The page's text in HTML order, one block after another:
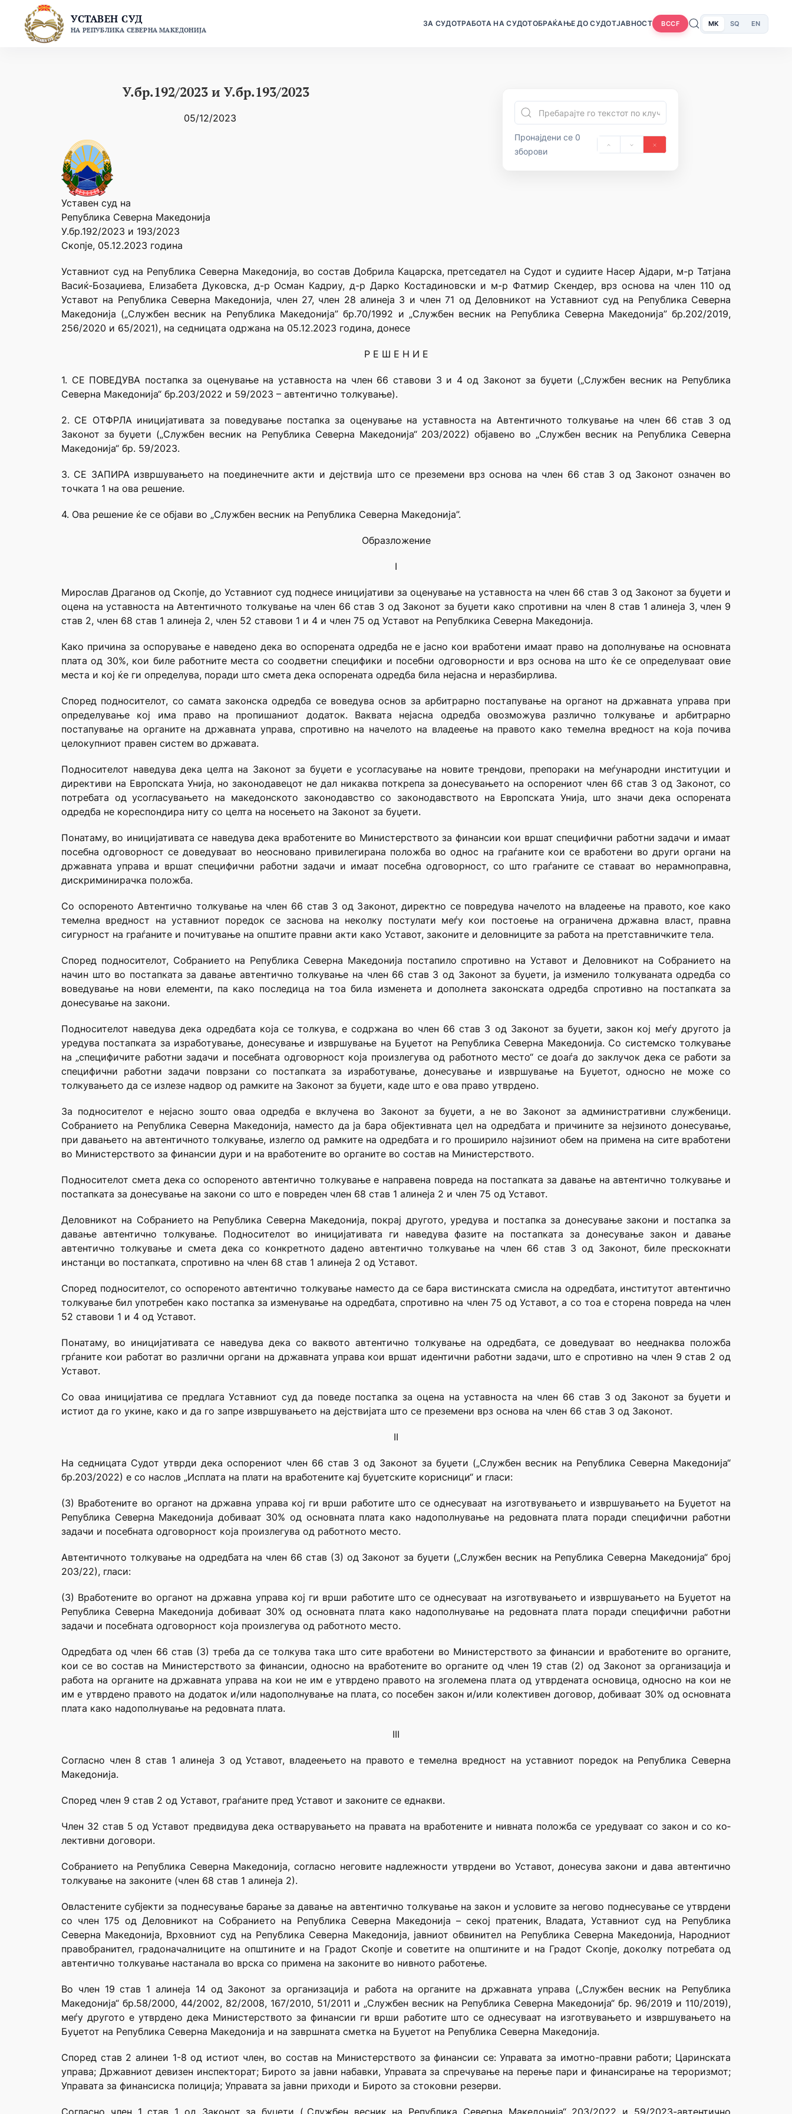
content
УСТАВЕН СУД
НА РЕПУБЛИКА СЕВЕРНА МАКЕДОНИЈА
ЗА СУДОТРАБОТА НА СУДОТОБРАЌАЊЕ ДО СУДОТЈАВНОСТ BCCF MK SQ EN
У.бр.192/2023 и У.бр.193/2023
05/12/2023
Пронајдени се 0
зборови
Уставен суд на
Република Северна Македонија
У.бр.192/2023 и 193/2023
Скопје, 05.12.2023 година
Уставниот суд на Република Северна Македонија, во состав Добрила Кацарска, претседател на Судот и судиите Насер Ајдари, м-р Татјана
Васиќ-Бозаџиева, Елизабета Дуковска, д-р Осман Кадриу, д-р Дарко Костадиновски и м-р Фатмир Скендер, врз основа на член 110 од
Уставот на Република Северна Македонија, член 27, член 28 алинеја 3 и член 71 од Деловникот на Уставниот суд на Република Северна
Македонија („Службен весник на Република Македонија” бр.70/1992 и „Службен весник на Република Северна Македонија” бр.202/2019,
256/2020 и 65/2021), на седницата одржана на 05.12.2023 година, донесе
Р Е Ш Е Н И Е
1. СЕ ПОВЕДУВА постапка за оценување на уставноста на член 66 ставови 3 и 4 од Законот за буџети („Службен весник на Република
Северна Македонија“ бр.203/2022 и 59/2023 – автентично толкување).
2. СЕ ОТФРЛА иницијативата за поведување постапка за оценување на уставноста на Автентичното толкување на член 66 став 3 од
Законот за буџети („Службен весник на Република Северна Македонија“ 203/2022) објавено во „Службен весник на Република Северна
Македонија“ бр. 59/2023.
3. СЕ ЗАПИРА извршувањето на поединечните акти и дејствија што се преземени врз основа на член 66 став 3 од Законот означен во
точката 1 на ова решение.
4. Ова решение ќе се објави во „Службен весник на Република Северна Македонија”.
Образложение
I
Мирослав Драганов од Скопје, до Уставниот суд поднесе иницијативи за оценување на уставноста на член 66 став 3 од Законот за буџети и
оцена на уставноста на Автентичното толкување на член 66 став 3 од Законот за буџети како спротивни на член 8 став 1 алинеја 3, член 9
став 2, член 68 став 1 алинеја 2, член 52 ставови 1 и 4 и член 75 од Уставот на Републкика Северна Македонија.
Како причина за оспорување е наведено дека во оспорената одредба не е јасно кои вработени имаат право на дополнување на основната
плата од 30%, кои биле работните места со соодветни специфики и посебни одговорности и врз основа на што ќе се определуваат овие
места и кој ќе ги определува, поради што смета дека оспорената одредба била нејасна и неразбирлива.
Според подносителот, со самата законска одредба се воведува основ за арбитрарно постапување на органот на државната управа при
определување кој има право на пропишаниот додаток. Ваквата нејасна одредба овозможува различно толкување и арбитрарно
постапување на органите на државната управа, спротивно на начелото на владеење на правото како темелна вредност на која почива
целокупниот правен систем во државата.
Подносителот наведува дека целта на Законот за буџети е усогласување на новите трендови, препораки на меѓународни институции и
директиви на Европската Унија, но законодавецот не дал никаква поткрепа за донесувањето на оспорениот член 66 став 3 од Законот, со
потребата од усогласувањето на македонското законодавство со законодавството на Европската Унија, што значи дека оспорената
одредба не кореспондира ниту со целта на носењето на Законот за буџети.
Понатаму, во иницијативата се наведува дека вработените во Министерството за финансии кои вршат специфични работни задачи и имаат
посебна одговорност се доведуваат во неосновано привилегирана положба во однос на граѓаните кои се вработени во други органи на
државната управа и вршат специфични работни задачи и имаат посебна одговорност, со што граѓаните се ставаат во нерамноправна,
дискриминирачка положба.
Со оспореното Автентично толкување на член 66 став 3 од Законот, директно се повредува начелото на владеење на правото, кое како
темелна вредност на уставниот поредок се заснова на неколку постулати меѓу кои постоење на ограничена државна власт, правна
сигурност на граѓаните и почитување на општите правни акти како Уставот, законите и деловниците за работа на претставничките тела.
Според подносителот, Собранието на Република Северна Македонија постапило спротивно на Уставот и Деловникот на Собранието на
начин што во постапката за давање автентично толкување на член 66 став 3 од Законот за буџети, ја изменило толкуваната одредба со
воведување на нови елементи, па како последица на тоа била изменета и дополнета законската одредба спротивно на постапката за
донесување на закони.
Подносителот наведува дека одредбата која се толкува, е содржана во член 66 став 3 од Законот за буџети, закон кој меѓу другото ја
уредува постапката за изработување, донесување и извршување на Буџетот на Република Северна Македонија. Со системско толкување
на „специфичите работни задачи и посебната одговорност која произлегува од работното место“ се доаѓа до заклучок дека се работи за
специфични работни задачи поврзани со постапката за изработување, донесување и извршување на Буџетот, односно не може со
толкувањето да се излезе надвор од рамките на Законот за буџети, каде што е ова право утврдено.
За подносителот е нејасно зошто оваа одредба е вклучена во Законот за буџети, а не во Законот за административни службеници.
Собранието на Република Северна Макeдонија, наместо да ја бара објективната цел на одредбата и причините за нејзиното донесување,
при давањето на автентичното толкување, излегло од рамките на одредбата и го проширило најзиниот обем на примена на сите вработени
во Министерството за финансии дури и на вработените во органите во состав на Министерството.
Подносителот смета дека со оспореното автентично толкување е направена повреда на постапката за давање на автентично толкување и
постапката за донесување на закони со што е повреден член 68 став 1 алинеја 2 и член 75 од Уставот.
Деловникот на Собранието на Република Северна Македонија, покрај другото, уредува и постапка за донесување закони и постапка за
давање автентично толкување. Подносителот во иницијативата ги наведува фазите на постапката за донесување закон и давање
автентично толкување и смета дека со конкретното дадено автентично толкување на член 66 став 3 од Законот, биле прескокнати
инстанци во постапката, спротивно на член 68 став 1 алинеја 2 од Уставот.
Според подносителот, со оспореното автентично толкување наместо да се бара вистинската смисла на одредбата, институтот автентично
толкување бил употребен како постапка за изменување на одредбата, спротивно на член 75 од Уставот, а со тоа е сторена повреда на член
52 ставови 1 и 4 од Уставот.
Понатаму, во иницијативата се наведува дека со ваквото автентично толкување на одредбата, се доведуваат во нееднаква положба
грѓаните кои работат во различни органи на државната управа кои вршат идентични работни задачи, што е спротивно на член 9 став 2 од
Уставот.
Со оваа иницијатива се предлага Уставниот суд да поведе постапка за оцена на уставноста на член 66 став 3 од Законот за буџети и
истиот да го укине, како и да го запре извршувањето на дејствијата што се преземени врз основа на член 66 став 3 од Законот.
II
На седницата Судот утврди дека оспорениот член 66 став 3 од Законот за буџети („Службен весник на Република Северна Македонија“
бр.203/2022) е со наслов „Исплата на плати на вработените кај буџетските корисници“ и гласи:
(3) Вработените во органот на државна управа кој ги врши работите што се однесуваат на изготвувањето и извршувањето на Буџетот на
Република Северна Македонија добиваат 30% од основната плата како надополнување на редовната плата поради специфични работни
задачи и посебната одговорност која произлегува од работното место.
Автентичното толкување на одредбата на член 66 став (З) од Законот за буџети („Службен весник на Република Северна Македонија“ број
20З/22), гласи:
(З) Вработените во органот на државна управа кој ги врши работите што се однесуваат на изготвувањето и извршувањето на Буџетот на
Република Северна Македонија добиваат 30% од основната плата како надополнување на редовната плата поради специфични работни
задачи и посебната одговорност која произлегува од работното место.
Одредбата од член 66 став (3) треба да се толкува така што сите вработени во Министерството за финансии и вработените во органите,
кои се во состав на Министерството за финансии, односно на вработените во органите од член 19 став (2) од Законот за организација и
работа на органите на државната управа на кои не им е утврдено правото на зголемена плата од утврдената основица, односно на кои не
им е утврдено правото на додаток и/или надополнување на плата, со посебен закон и/или колективен договор, добиваат 30% од основната
плата како надополнување на редовната плата.
III
Согласно член 8 став 1 алинеја 3 од Уставот, владеењето на правото е темелна вредност на уставниот поредок на Република Северна
Македонија.
Според член 9 став 2 од Уставот, граѓаните пред Уставот и законите се еднакви.
Член 32 став 5 од Уставот предвидува дека ос­тва­ру­ва­ње­то на пра­ва­та на вра­бо­те­ни­те и нив­на­та по­лож­ба се уре­ду­ва­ат со за­кон и со ко­
лек­тив­ни до­го­во­ри.
Собранието на Република Северна Македонија, согласно неговите надлежности утврдени во Уставот, донесува закони и дава автентично
толкување на законите (член 68 став 1 алинеја 2).
Овластените субјекти за поднесување барање за давање на автентично толкување на закон и условите за негово поднесување се утврдени
со член 175 од Деловникот на Собранието на Република Северна Македонија – секој пратеник, Владата, Уставниот суд на Република
Северна Македонија, Врховниот суд на Република Северна Македонија, јавниот обвинител на Република Северна Македонија, Народниот
правобранител, градоначалниците на општините и на Градот Скопје и советите на општините и на Градот Скопје, доколку потребата од
автентично толкување настанала во врска со примена на законите во нивното работење.
Во член 19 став 1 алинеја 14 од Законот за организација и работа на органите на државната управа („Службен весник на Република
Македонија“ бр.58/2000, 44/2002, 82/2008, 167/2010, 51/2011 и „Службен весник на Република Северна Македонија“ бр. 96/2019 и 110/2019),
меѓу другото е утврдено дека Министерството за финансии ги врши работите што се однесуваат на изготвувањето и извршувањето на
Буџетот на Република Северна Македонија и на завршната сметка на Буџетот на Република Северна Македонија.
Според став 2 алинеи 1-8 од истиот член, во состав на Министерството за финансии се: Управата за имотно-правни работи; Царинската
управа; Државниот девизен инспекторат; Бирото за јавни набавки, Управата за спречување на перење пари и финансирање на тероризмот;
Управата за финансиска полиција; Управата за јавни приходи и Бирото за стоковни резерви.